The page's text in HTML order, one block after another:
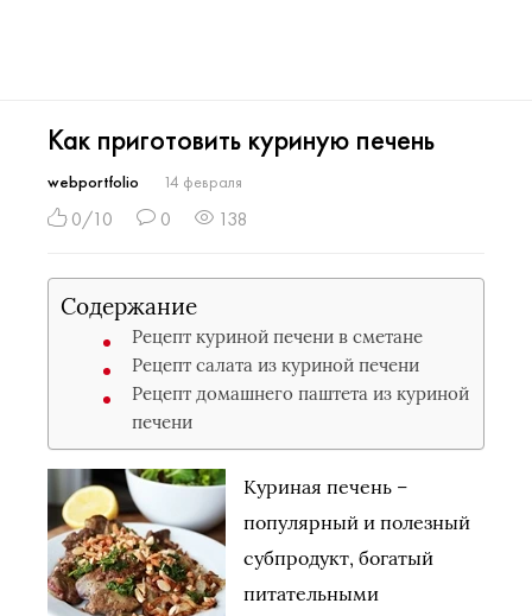
Как приготовить куриную печень
webportfolio 14 февраля
0/10 0 138
Содержание
Рецепт куриной печени в сметане
Рецепт салата из куриной печени
Рецепт домашнего паштета из куриной
печени
Куриная печень –
популярный и полезный
субпродукт, богатый
питательными